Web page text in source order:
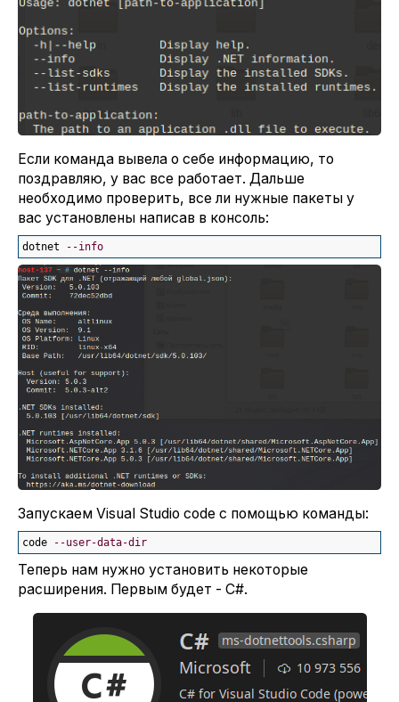
Если команда вывела о себе информацию, то
поздравляю, у вас все работает. Дальше
необходимо проверить, все ли нужные пакеты у
вас установлены написав в консоль:
dotnet --info
Запускаем Visual Studio code с помощью команды:
code --user-data-dir
Теперь нам нужно установить некоторые
расширения. Первым будет - C#.